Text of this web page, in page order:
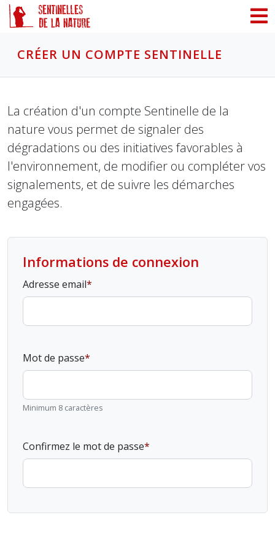
CRÉER UN COMPTE SENTINELLE
La création d'un compte Sentinelle de la
nature vous permet de signaler des
dégradations ou des initiatives favorables à
l'environnement, de modifier ou compléter vos
signalements, et de suivre les démarches
engagées.
Informations de connexion
Adresse email
Mot de passe
Minimum 8 caractères
Confirmez le mot de passe
Panneau de gestion des cookies